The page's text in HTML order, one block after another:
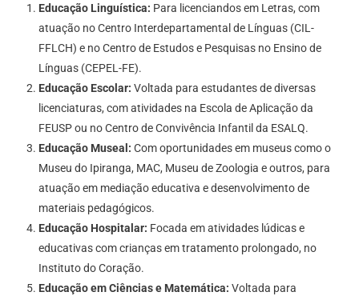
Educação Linguística: Para licenciandos em Letras, com
atuação no Centro Interdepartamental de Línguas (CIL-
FFLCH) e no Centro de Estudos e Pesquisas no Ensino de
Línguas (CEPEL-FE).
Educação Escolar: Voltada para estudantes de diversas
licenciaturas, com atividades na Escola de Aplicação da
FEUSP ou no Centro de Convivência Infantil da ESALQ.
Educação Museal: Com oportunidades em museus como o
Museu do Ipiranga, MAC, Museu de Zoologia e outros, para
atuação em mediação educativa e desenvolvimento de
materiais pedagógicos.
Educação Hospitalar: Focada em atividades lúdicas e
educativas com crianças em tratamento prolongado, no
Instituto do Coração.
Educação em Ciências e Matemática: Voltada para